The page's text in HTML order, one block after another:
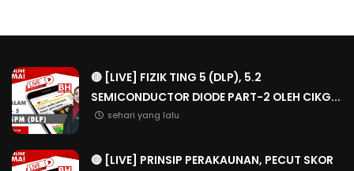
🔴 [LIVE] FIZIK TING 5 (DLP), 5.2
SEMICONDUCTOR DIODE PART-2 OLEH CIKG...
sehari yang lalu
🔴 [LIVE] PRINSIP PERAKAUNAN, PECUT SKOR